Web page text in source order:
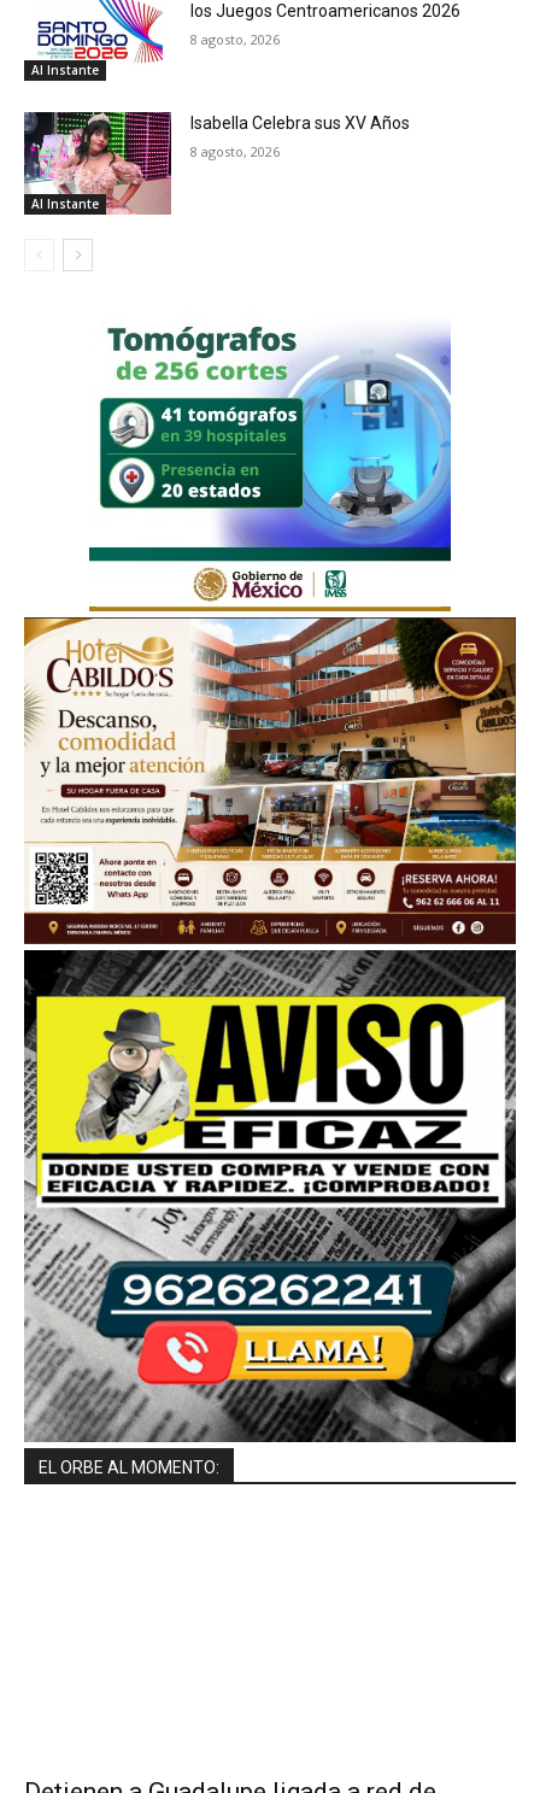
Al Instante
los Juegos Centroamericanos 2026
8 agosto, 2026
Al Instante
Isabella Celebra sus XV Años
8 agosto, 2026
EL ORBE AL MOMENTO: